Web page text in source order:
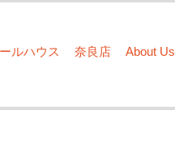
ドールハウス 奈良店 About Us